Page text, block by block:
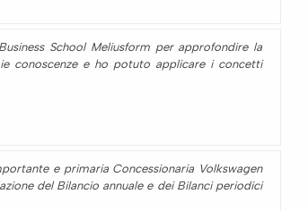
School Meliusform per approfondire la
conoscenze e ho potuto applicare i concetti
e primaria Concessionaria Volkswagen
del Bilancio annuale e dei Bilanci periodici